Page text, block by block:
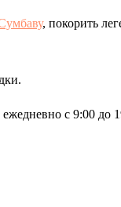
, покорить
ежедневно с 9:00 до